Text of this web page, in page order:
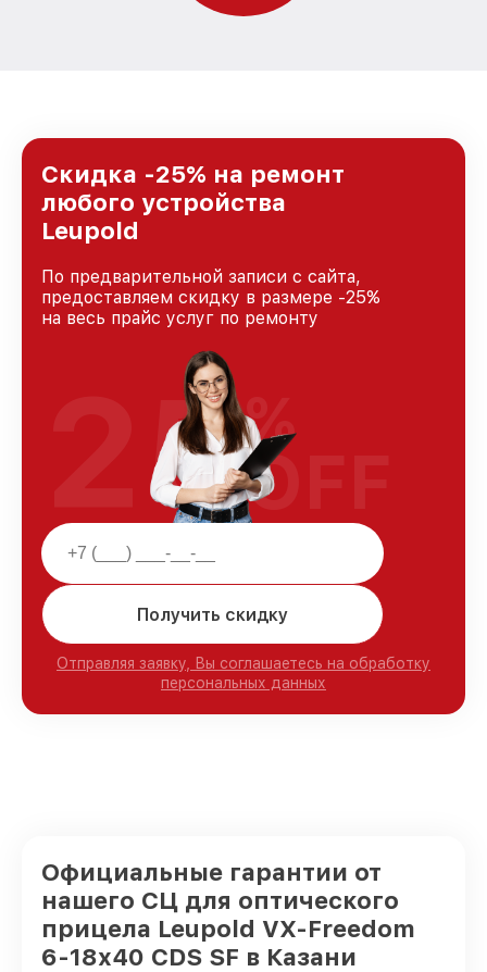
Скидка -25% на ремонт
любого устройства
Leupold
По предварительной записи с сайта,
предоставляем скидку в размере -25%
на весь прайс услуг по ремонту
Получить скидку
Отправляя заявку, Вы соглашаетесь на обработку
персональных данных
25%
OFF
Официальные гарантии от
нашего СЦ для оптического
прицела Leupold VX-Freedom
6-18x40 CDS SF в Казани